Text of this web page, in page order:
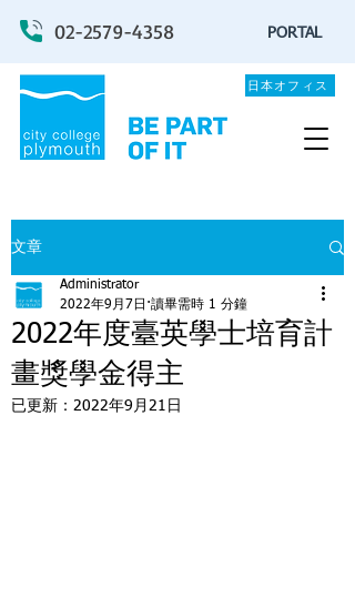
日本オフィス
02-2579-4358 PORTAL
文章
2022年度臺英學士培育計
畫獎學金得主
Administrator
2022年9月7日 讀畢需時 1 分鐘
已更新： 2022年9月21日